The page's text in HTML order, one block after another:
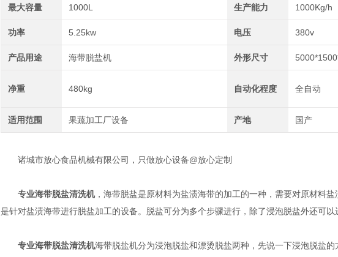
最大容量 1000L 生产能力 1000Kg/h
功率 5.25kw 电压 380v
产品用途 海带脱盐机 外形尺寸
净重 480kg 自动化程度 全自动
适用范围 果蔬加工厂设备 产地 国产
诸城市放心食品机械有限公司，只做放心设备@放心定制
专业海带脱盐清洗机，海带脱盐是原材料为盐渍海带的加工的一种，需要对原材料
是针对盐渍海带进行脱盐加工的设备。脱盐可分为多个步骤进行，除了浸泡脱盐外还可以
专业海带脱盐清洗机海带脱盐机分为浸泡脱盐和漂烫脱盐两种，先说一下浸泡脱盐